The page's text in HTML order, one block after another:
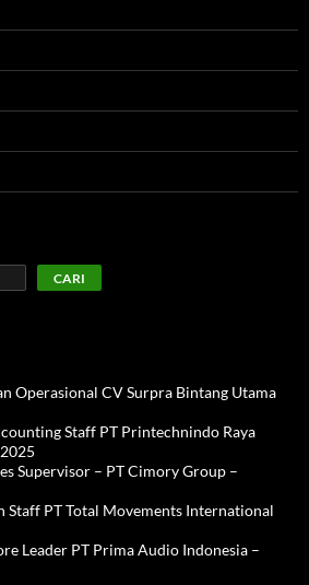
CARI
Operasional CV Surpra Bintang Utama
Staff PT Printechnindo Raya
Supervisor – PT Cimory Group –
Staff PT Total Movements International
Leader PT Prima Audio Indonesia –